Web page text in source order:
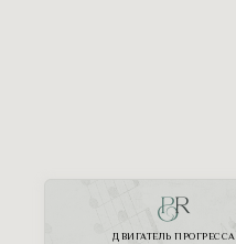
PR
ДВИГАТЕЛЬ ПРОГРЕССА